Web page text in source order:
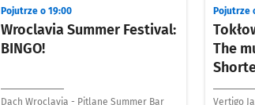
Wroclavia Summer Festival:
BINGO!
Pojutrze o 19:00
Dach Wroclavia - Pitlane Summer Bar
The
Pojutrze
Vertigo